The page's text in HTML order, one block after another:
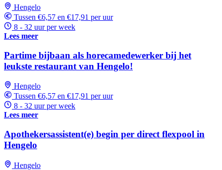
Hengelo
Tussen €6,57 en €17,91 per uur
8 - 32 uur per week
Lees meer
Partime bijbaan als horecamedewerker bij het
leukste restaurant van Hengelo!
Hengelo
Tussen €6,57 en €17,91 per uur
8 - 32 uur per week
Lees meer
Apothekersassistent(e) begin per direct flexpool in
Hengelo
Hengelo